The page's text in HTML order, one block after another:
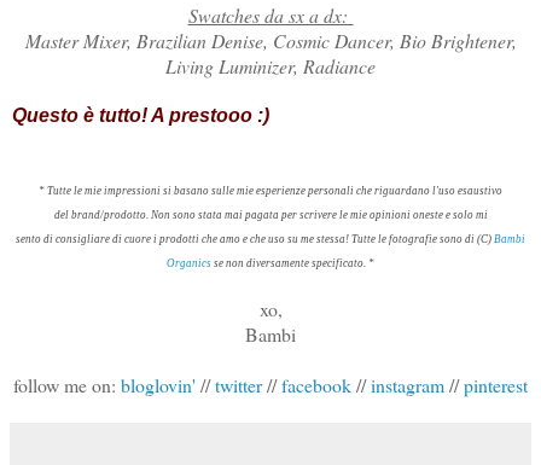
Swatches da sx a dx:
Master Mixer, Brazilian Denise, Cosmic Dancer, Bio Brightener,
Living Luminizer, Radiance
Questo è tutto! A prestooo :)
* Tutte le mie impressioni si basano sulle mie esperienze personali che riguardano l'uso esaustivo
del brand/prodotto. Non sono stata mai pagata per scrivere le mie opinioni oneste e solo mi
sento di consigliare di cuore i prodotti che amo e che uso su me stessa ! Tutte le fotografie sono di (C) Bambi
Organics se non diversamente specificato *
xo,
Bambi
follow me on: bloglovin' //twitter//facebook//instagram//pinterest